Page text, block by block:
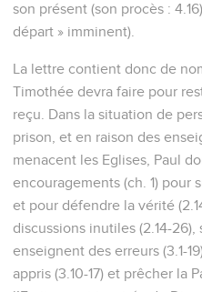
son présent (son procès :
départ » imminent).
La lettre contient donc de
Timothée devra faire pour
reçu. Dans la situation de
prison, et en raison des
menacent les Eglises, Paul
encouragements (ch. 1) pour
et pour défendre la vérité
discussions inutiles (2.14-26),
enseignent des erreurs (3.1-
appris (3.10-17) et prêcher la